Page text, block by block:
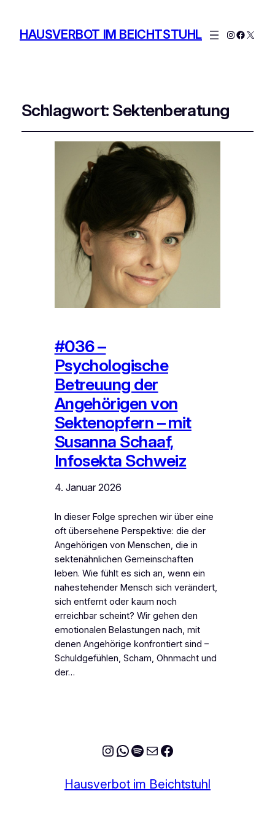
HAUSVERBOT IM BEICHTSTUHL Instagram
X
Schlagwort: Sektenberatung
#036 –
Psychologische
Betreuung der
Angehörigen von
Sektenopfern – mit
Susanna Schaaf,
Infosekta Schweiz
4. Januar 2026
In dieser Folge sprechen wir über eine
oft übersehene Perspektive: die der
Angehörigen von Menschen, die in
sektenähnlichen Gemeinschaften
leben. Wie fühlt es sich an, wenn ein
nahestehender Mensch sich verändert,
sich entfernt oder kaum noch
erreichbar scheint? Wir gehen den
emotionalen Belastungen nach, mit
denen Angehörige konfrontiert sind –
Schuldgefühlen, Scham, Ohnmacht und
der…
Instagram
WhatsApp
Spotify
E-MailFacebook
Hausverbot im Beichtstuhl